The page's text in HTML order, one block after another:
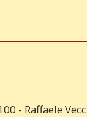
- Raffaele